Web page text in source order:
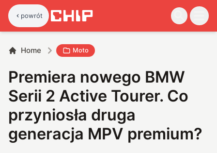
powrót
Home Moto
Premiera nowego BMW
Serii 2 Active Tourer. Co
przyniosła druga
generacja MPV premium?